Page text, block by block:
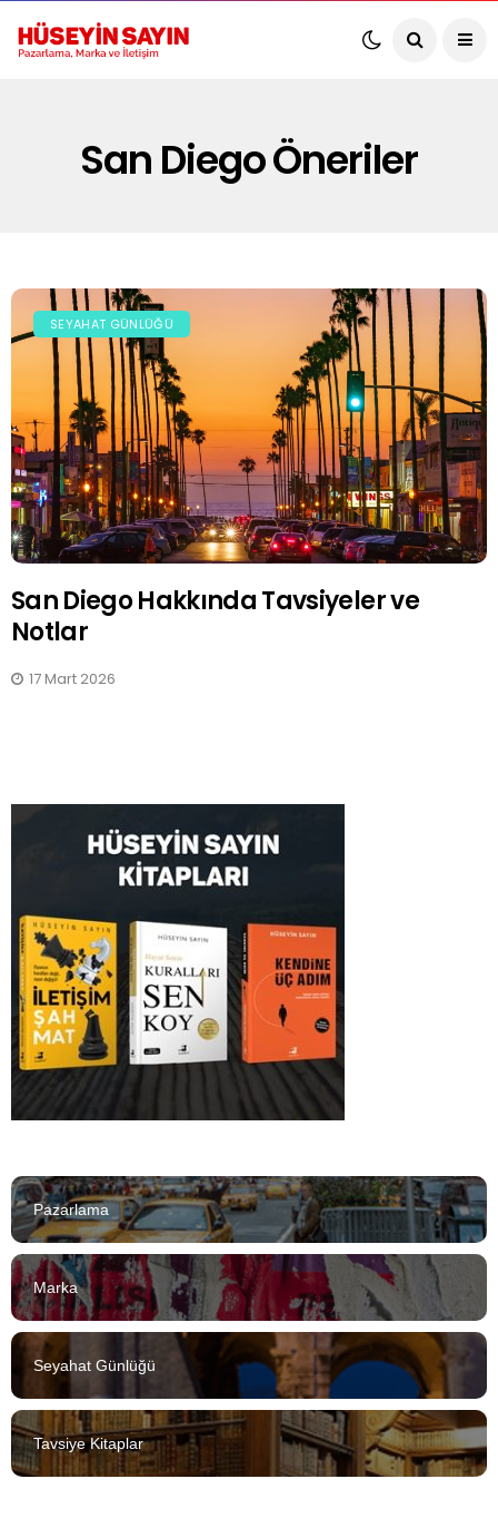
San Diego Öneriler
SEYAHAT GÜNLÜĞÜ
San Diego Hakkında Tavsiyeler ve
Notlar
17 Mart 2026
Pazarlama
Marka
Seyahat Günlüğü
Tavsiye Kitaplar